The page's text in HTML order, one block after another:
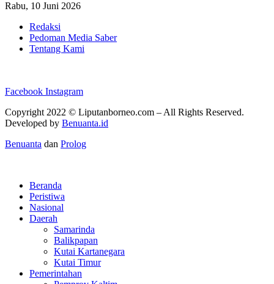
Rabu, 10 Juni 2026
Redaksi
Pedoman Media Saber
Tentang Kami
Facebook Instagram
Copyright 2022 © Liputanborneo.com – All Rights Reserved.
Developed by Benuanta.id
Benuanta dan Prolog
Beranda
Peristiwa
Nasional
Daerah
Samarinda
Balikpapan
Kutai Kartanegara
Kutai Timur
Pemerintahan